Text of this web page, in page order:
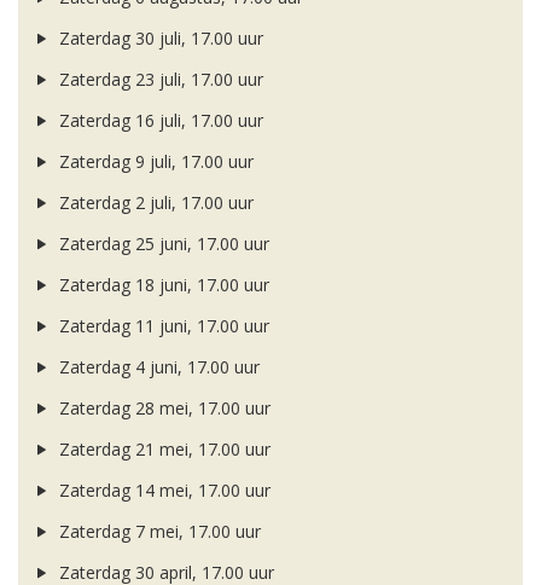
Zaterdag 30 juli, 17.00 uur
Zaterdag 23 juli, 17.00 uur
Zaterdag 16 juli, 17.00 uur
Zaterdag 9 juli, 17.00 uur
Zaterdag 2 juli, 17.00 uur
Zaterdag 25 juni, 17.00 uur
Zaterdag 18 juni, 17.00 uur
Zaterdag 11 juni, 17.00 uur
Zaterdag 4 juni, 17.00 uur
Zaterdag 28 mei, 17.00 uur
Zaterdag 21 mei, 17.00 uur
Zaterdag 14 mei, 17.00 uur
Zaterdag 7 mei, 17.00 uur
Zaterdag 30 april, 17.00 uur